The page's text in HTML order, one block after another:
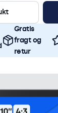
Gratis
fragt og
retur